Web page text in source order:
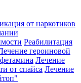
от наркотиков
Реабилитация
героиновой
Лечение
от спайса Лечение